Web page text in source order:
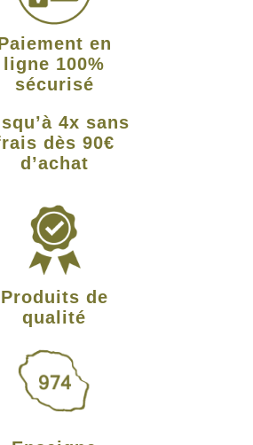
en
ligne 100%
sécurisé
4x sans
dès 90€
d’achat
Produits de
qualité